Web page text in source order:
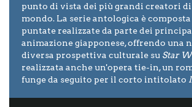
punto di vista dei più grandi creatori di
mondo. La serie antologica è
puntate realizzate da parte dei
animazione giapponese, offrendo una
diversa prospettiva culturale su Star
realizzata anche un'opera tie-in, un
funge da seguito per il corto intitolato